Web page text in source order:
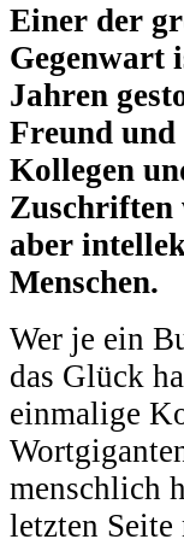
Einer der
Gegenwart
Jahren
Freund und
Kollegen
Zuschriften
aber
Menschen.
Wer je ein
das Glück
einmalige
menschlich
letzten Seite